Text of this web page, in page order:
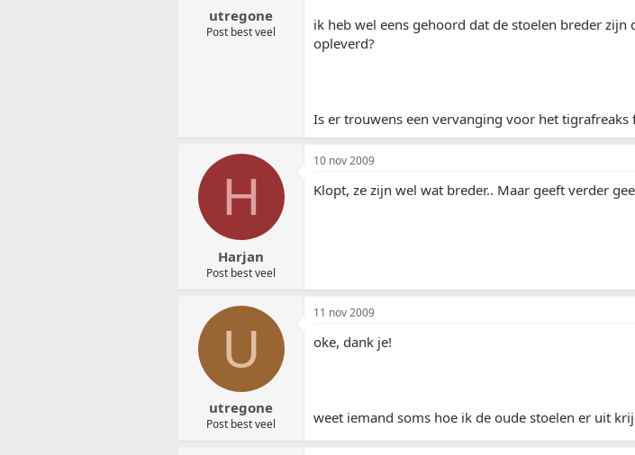
utregone
Post best veel
ik heb wel eens gehoord dat de stoelen breder
opleverd?
Is er trouwens een vervanging voor het tigrafreaks
H
Harjan
Post best veel
10 nov 2009
Klopt, ze zijn wel wat breder.. Maar geeft verder
U
utregone
Post best veel
11 nov 2009
oke, dank je!
weet iemand soms hoe ik de oude stoelen er uit